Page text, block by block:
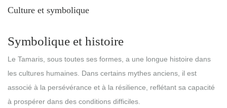
Culture et symbolique
Symbolique et histoire
Le Tamaris, sous toutes ses formes, a une longue histoire dans
les cultures humaines. Dans certains mythes anciens, il est
associé à la persévérance et à la résilience, reflétant sa capacité
à prospérer dans des conditions difficiles.